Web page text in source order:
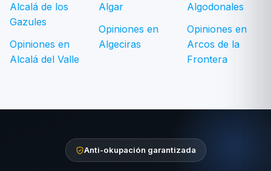
Alcalá de los
Gazules
Opiniones en
Alcalá del Valle
Algar
Opiniones en
Algeciras
Algodonales
Opiniones en
Arcos de la
Frontera
Anti-okupación garantizada